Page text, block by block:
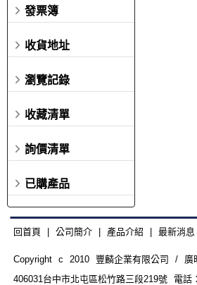
發票簿
收貨地址
瀏覽記錄
收藏清單
詢價清單
已購產品
回首頁 公司簡介| 產品介紹 最新消息
Copyright c 2010 豐麟企業有限公司 / 廣
406031台中市北屯區松竹路三段219號 電話